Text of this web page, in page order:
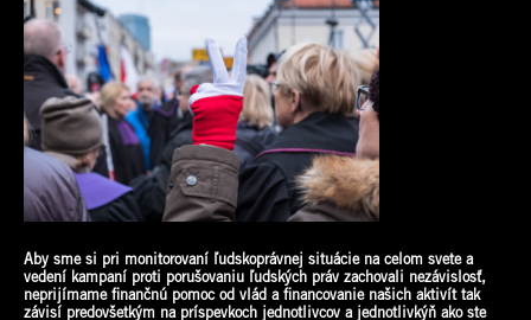
Aby sme si pri monitorovaní ľudskoprávnej situácie na celom svete a
vedení kampaní proti porušovaniu ľudských práv zachovali nezávislosť,
neprijímame finančnú pomoc od vlád a financovanie našich aktivít tak
závisí predovšetkým na príspevkoch jednotlivcov a jednotlivkýň ako ste